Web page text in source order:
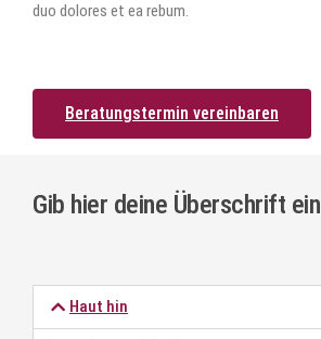
duo dolores et ea rebum.
Beratungstermin vereinbaren
Gib hier deine Überschrift ein
Haut hin